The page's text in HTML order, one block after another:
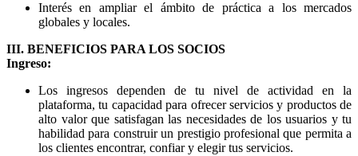
Interés en ampliar el ámbito de práctica a los mercados
globales y locales.
III. BENEFICIOS PARA LOS SOCIOS
Ingreso:
Los ingresos dependen de tu nivel de actividad en la
plataforma, tu capacidad para ofrecer servicios y productos de
alto valor que satisfagan las necesidades de los usuarios y tu
habilidad para construir un prestigio profesional que permita a
los clientes encontrar, confiar y elegir tus servicios.